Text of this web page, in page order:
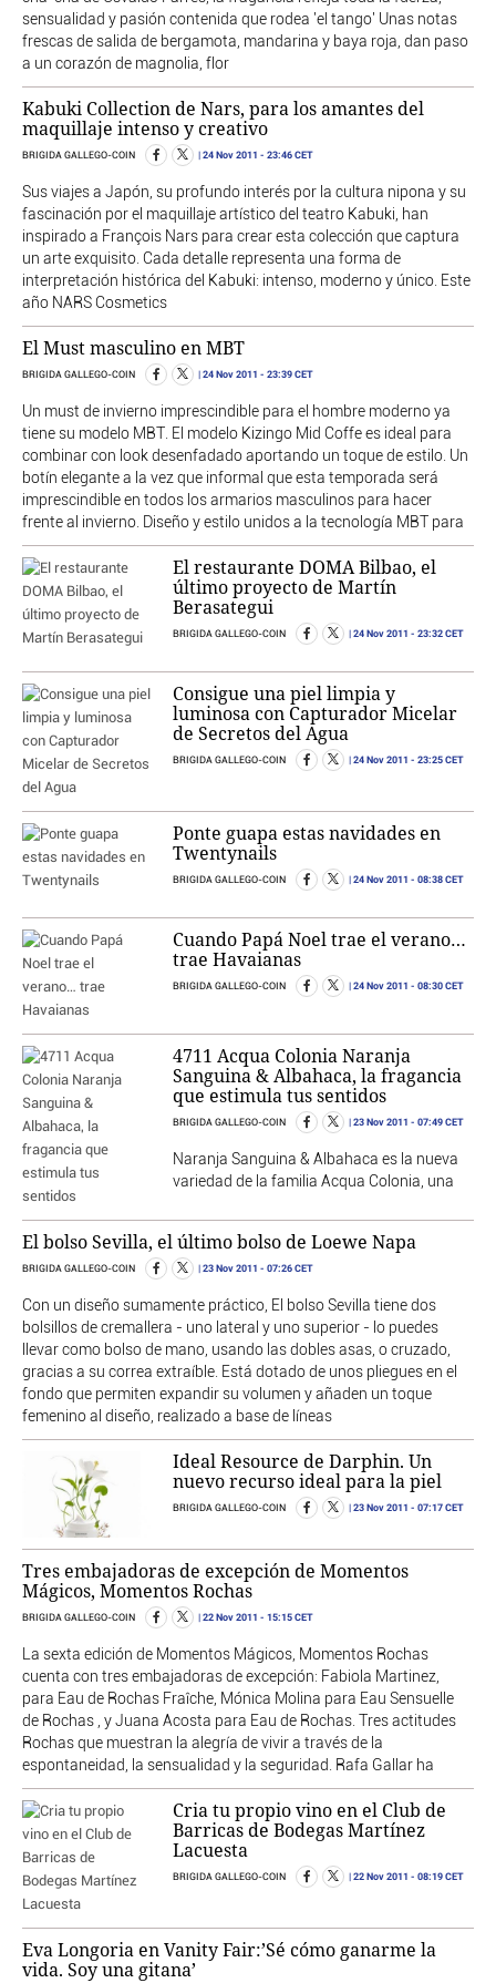
sensualidad y pasión contenida que rodea 'el tango' Unas notas
frescas de salida de bergamota, mandarina y baya roja, dan paso
a un corazón de magnolia, flor
Kabuki Collection de Nars, para los amantes del
maquillaje intenso y creativo
BRIGIDA GALLEGO-COIN 24 Nov 2011 - 23:46 CET
Sus viajes a Japón, su profundo interés por la cultura nipona y su
fascinación por el maquillaje artístico del teatro Kabuki, han
inspirado a François Nars para crear esta colección que captura
un arte exquisito. Cada detalle representa una forma de
interpretación histórica del Kabuki: intenso, moderno y único. Este
año NARS Cosmetics
El Must masculino en MBT
BRIGIDA GALLEGO-COIN 24 Nov 2011 - 23:39 CET
Un must de invierno imprescindible para el hombre moderno ya
tiene su modelo MBT. El modelo Kizingo Mid Coffe es ideal para
combinar con look desenfadado aportando un toque de estilo. Un
botín elegante a la vez que informal que esta temporada será
imprescindible en todos los armarios masculinos para hacer
frente al invierno. Diseño y estilo unidos a la tecnología MBT para
El restaurante DOMA Bilbao, el
último proyecto de Martín
Berasategui
BRIGIDA GALLEGO-COIN 24 Nov 2011 - 23:32 CET
Consigue una piel limpia y
luminosa con Capturador Micelar
de Secretos del Agua
BRIGIDA GALLEGO-COIN 24 Nov 2011 - 23:25 CET
Ponte guapa estas navidades en
Twentynails
BRIGIDA GALLEGO-COIN 24 Nov 2011 - 08:38 CET
Cuando Papá Noel trae el verano…
trae Havaianas
BRIGIDA GALLEGO-COIN 24 Nov 2011 - 08:30 CET
4711 Acqua Colonia Naranja
Sanguina & Albahaca, la fragancia
que estimula tus sentidos
BRIGIDA GALLEGO-COIN 23 Nov 2011 - 07:49 CET
Naranja Sanguina & Albahaca es la nueva
variedad de la familia Acqua Colonia, una
El bolso Sevilla, el último bolso de Loewe Napa
BRIGIDA GALLEGO-COIN 23 Nov 2011 - 07:26 CET
Con un diseño sumamente práctico, El bolso Sevilla tiene dos
bolsillos de cremallera - uno lateral y uno superior - lo puedes
llevar como bolso de mano, usando las dobles asas, o cruzado,
gracias a su correa extraíble. Está dotado de unos pliegues en el
fondo que permiten expandir su volumen y añaden un toque
femenino al diseño, realizado a base de líneas
Ideal Resource de Darphin. Un
nuevo recurso ideal para la piel
BRIGIDA GALLEGO-COIN 23 Nov 2011 - 07:17 CET
Tres embajadoras de excepción de Momentos
Mágicos, Momentos Rochas
BRIGIDA GALLEGO-COIN 22 Nov 2011 - 15:15 CET
La sexta edición de Momentos Mágicos, Momentos Rochas
cuenta con tres embajadoras de excepción: Fabiola Martinez,
para Eau de Rochas Fraîche, Mónica Molina para Eau Sensuelle
de Rochas , y Juana Acosta para Eau de Rochas. Tres actitudes
Rochas que muestran la alegría de vivir a través de la
espontaneidad, la sensualidad y la seguridad. Rafa Gallar ha
Cria tu propio vino en el Club de
Barricas de Bodegas Martínez
Lacuesta
BRIGIDA GALLEGO-COIN 22 Nov 2011 - 08:19 CET
Eva Longoria en Vanity Fair:’Sé cómo ganarme la
vida. Soy una gitana’